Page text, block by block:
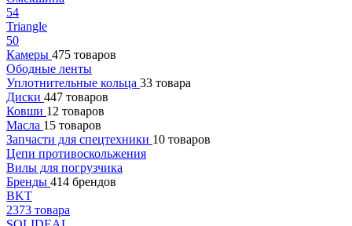
54
Triangle
50
Камеры 475 товаров
Ободные ленты
Уплотнительные кольца 33 товара
Диски 447 товаров
Ковши 12 товаров
Масла 15 товаров
Запчасти для спецтехники 10 товаров
Цепи противоскольжения
Вилы для погрузчика
Бренды 414 брендов
BKT
2373 товара